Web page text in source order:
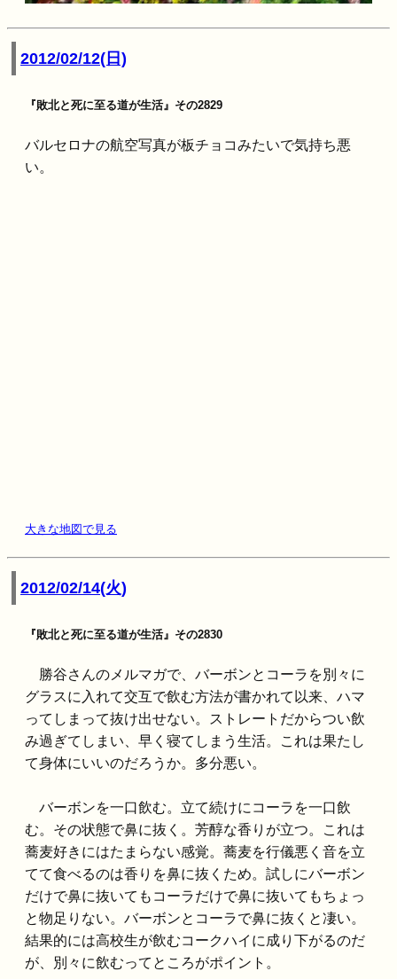
2012/02/12(日)
『敗北と死に至る道が生活』その2829
バルセロナの航空写真が板チョコみたいで気持ち悪
い。
大きな地図で見る
2012/02/14(火)
『敗北と死に至る道が生活』その2830
勝谷さんのメルマガで、バーボンとコーラを別々に
グラスに入れて交互で飲む方法が書かれて以来、ハマ
ってしまって抜け出せない。ストレートだからつい飲
み過ぎてしまい、早く寝てしまう生活。これは果たし
て身体にいいのだろうか。多分悪い。
バーボンを一口飲む。立て続けにコーラを一口飲
む。その状態で鼻に抜く。芳醇な香りが立つ。これは
蕎麦好きにはたまらない感覚。蕎麦を行儀悪く音を立
てて食べるのは香りを鼻に抜くため。試しにバーボン
だけで鼻に抜いてもコーラだけで鼻に抜いてもちょっ
と物足りない。バーボンとコーラで鼻に抜くと凄い。
結果的には高校生が飲むコークハイに成り下がるのだ
が、別々に飲むってところがポイント。